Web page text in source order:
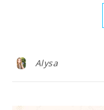
Alysa